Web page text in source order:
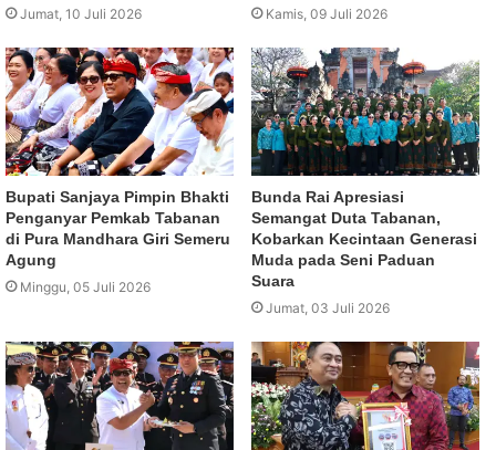
Jumat, 10 Juli 2026 Kamis, 09 Juli 2026
Bupati Sanjaya Pimpin Bhakti
Penganyar Pemkab Tabanan
di Pura Mandhara Giri Semeru
Agung
Minggu, 05 Juli 2026
Bunda Rai Apresiasi
Semangat Duta Tabanan,
Kobarkan Kecintaan Generasi
Muda pada Seni Paduan
Suara
Jumat, 03 Juli 2026